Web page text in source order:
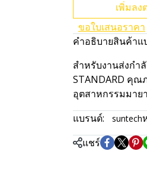
เพิ่มลง
ขอใบเสนอราคา
คำอธิบายสินค้าแ
สำหรับงานส่งกำ
STANDARD คุ
อุตสาหกรรมมาย
แบรนด์:
suntech
แชร์